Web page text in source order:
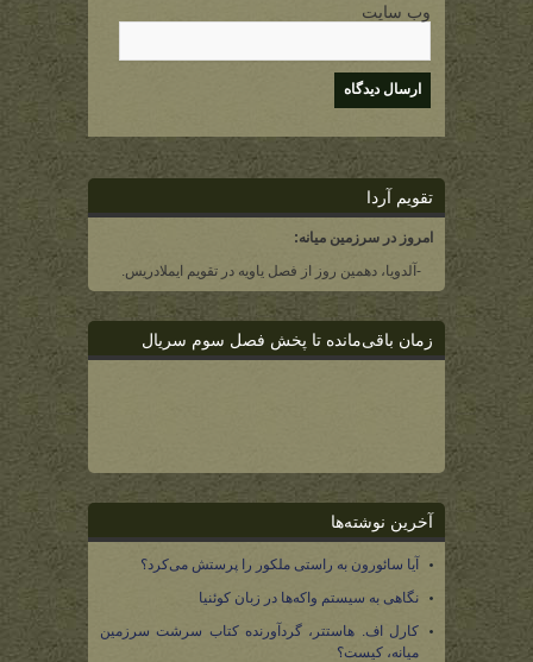
وب سایت
تقویم آردا
امروز در سرزمین میانه:
-آلدویا، دهمین روز از فصل یاویه در تقویم ایملادریس.
زمان باقی‌مانده تا پخش فصل سوم سریال
آخرین نوشته‌ها
آیا سائورون به راستی ملکور را پرستش می‌کرد؟
نگاهی به سیستم واکه‌ها در زبان کوئنیا
کارل اف. هاستتر، گردآورنده کتاب سرشت سرزمین
میانه، کیست؟